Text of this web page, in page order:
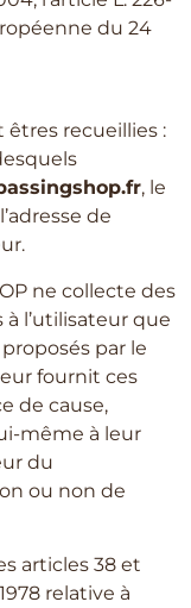
du 24
êtres recueillies :
, le
de
ne collecte des
l’utilisateur que
par le
fournit ces
de cause,
même à leur
du
ou non de
articles 38 et
relative à